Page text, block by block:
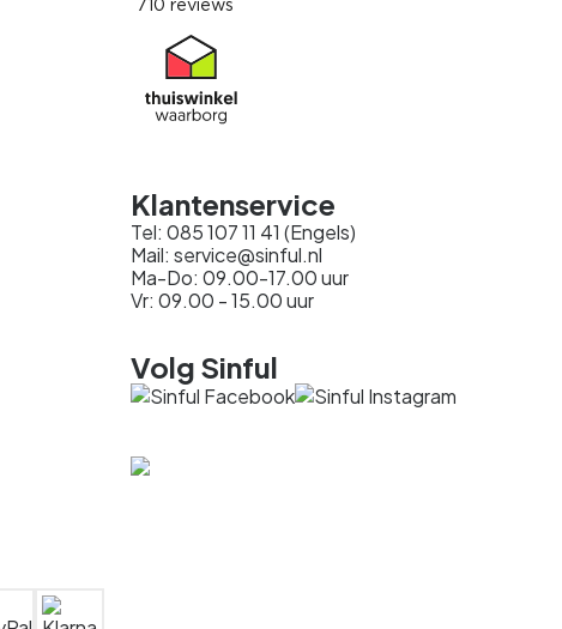
Klantenservice
Tel: 085 107 11 41 (Engels)
Mail: service@sinful.nl
Ma-Do: 09.00-17.00 uur
Vr: 09.00 - 15.00 uur
Volg Sinful